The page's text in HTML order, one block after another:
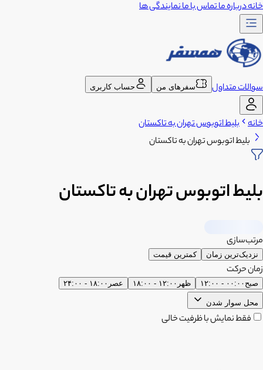
خانهدرباره ماتماس با مانمایندگی ها
سوالات متداول سفرهای من حساب کاربری
خانه بلیط اتوبوس تهران به تاکستان
بلیط اتوبوس تهران به تاکستان
بلیط اتوبوس تهران به تاکستان
مرتب‌سازی
نزدیک‌ترین زمان کمترین قیمت
زمان حرکت
صبح ۰۰:۰۰ - ۱۲:۰۰ ظهر ۱۲:۰۰ - ۱۸:۰۰ عصر ۱۸:۰۰ - ۲۴:۰۰
محل سوار شدن
فقط نمایش با ظرفیت خالی